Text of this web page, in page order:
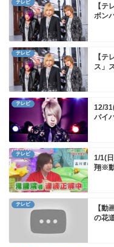
テレビ
【テ
ボン
テレビ
【テ
ス」
テレビ
12/
バイ
テレビ
1/1(
翔※
テレビ
【
の花